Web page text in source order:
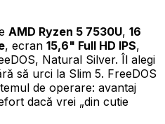
AMD Ryzen 5 7530U, 16
, ecran 15,6" Full HD IPS,
Natural Silver. Îl alegi
să urci la Slim 5. FreeDOS
de operare: avantaj
dacă vrei „din cutie